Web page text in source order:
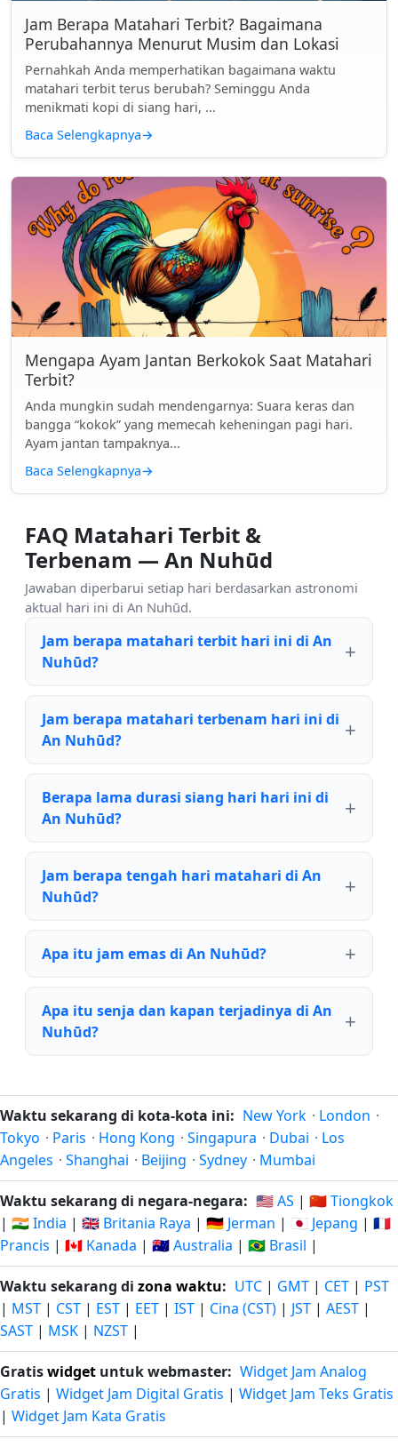
Jam Berapa Matahari Terbit? Bagaimana
Perubahannya Menurut Musim dan Lokasi
Pernahkah Anda memperhatikan bagaimana waktu
matahari terbit terus berubah? Seminggu Anda
menikmati kopi di siang hari, ...
Baca Selengkapnya→
Mengapa Ayam Jantan Berkokok Saat Matahari
Terbit?
Anda mungkin sudah mendengarnya: Suara keras dan
bangga “kokok” yang memecah keheningan pagi hari.
Ayam jantan tampaknya...
Baca Selengkapnya→
FAQ Matahari Terbit &
Terbenam — An Nuhūd
Jawaban diperbarui setiap hari berdasarkan astronomi
aktual hari ini di An Nuhūd.
Jam berapa matahari terbit hari ini di An
Nuhūd?
Jam berapa matahari terbenam hari ini di
An Nuhūd?
Berapa lama durasi siang hari hari ini di
An Nuhūd?
Jam berapa tengah hari matahari di An
Nuhūd?
Apa itu jam emas di An Nuhūd?
Apa itu senja dan kapan terjadinya di An
Nuhūd?
Waktu sekarang di kota-kota ini: New York · London ·
Tokyo · Paris · Hong Kong · Singapura · Dubai · Los
Angeles · Shanghai · Beijing · Sydney · Mumbai
Waktu sekarang di negara-negara: 🇺🇸 AS | 🇨🇳 Tiongkok
| 🇮🇳 India | 🇬🇧 Britania Raya | 🇩🇪 Jerman | 🇯🇵 Jepang | 🇫🇷
Prancis | 🇨🇦 Kanada | 🇦🇺 Australia | 🇧🇷 Brasil |
Waktu sekarang di zona waktu: UTC | GMT | CET | PST
| MST | CST | EST | EET | IST | Cina (CST) | JST | AEST |
SAST | MSK | NZST |
Gratiswidget untuk webmaster: Widget Jam Analog
Gratis | Widget Jam Digital Gratis | Widget Jam Teks Gratis
| Widget Jam Kata Gratis